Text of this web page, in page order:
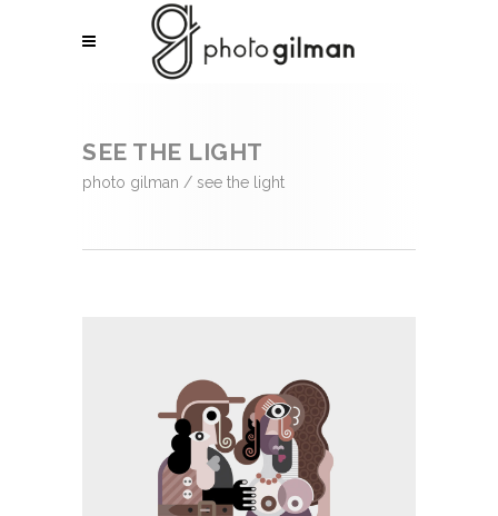
SEE THE LIGHT
photo gilman / see the light